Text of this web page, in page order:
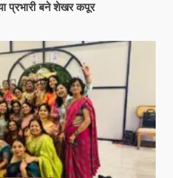
प्रभारी बने शेखर कपूर